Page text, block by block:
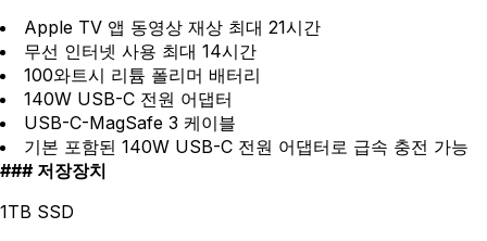
Apple TV 앱 동영상 재상 최대 21시간
무선 인터넷 사용 최대 14시간
100와트시 리튬 폴리머 배터리
140W USB-C 전원 어댑터
USB-C-MagSafe 3 케이블
기본 포함된 140W USB-C 전원 어댑터로 급속 충전 가능
저장장치
1TB SSD